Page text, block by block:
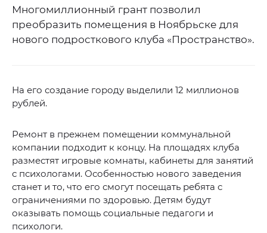
Многомиллионный грант позволил
преобразить помещения в Ноябрьске для
нового подросткового клуба «Пространство».
На его создание городу выделили 12 миллионов
рублей.
Ремонт в прежнем помещении коммунальной
компании подходит к концу. На площадях клуба
разместят игровые комнаты, кабинеты для занятий
с психологами. Особенностью нового заведения
станет и то, что его смогут посещать ребята с
ограничениями по здоровью. Детям будут
оказывать помощь социальные педагоги и
психологи.